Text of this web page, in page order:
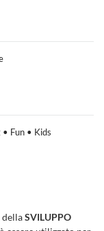
Fun • Kids
SVILUPPO